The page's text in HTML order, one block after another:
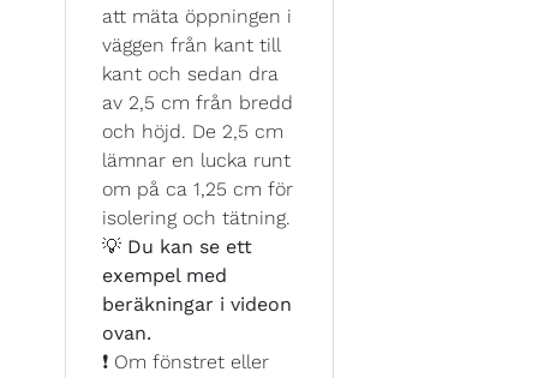
att mäta öppningen i
väggen från kant till
kant och sedan dra
av 2,5 cm från bredd
och höjd. De 2,5 cm
lämnar en lucka runt
om på ca 1,25 cm för
isolering och tätning.
💡 Du kan se ett
exempel med
beräkningar i videon
ovan.
❗ Om fönstret eller